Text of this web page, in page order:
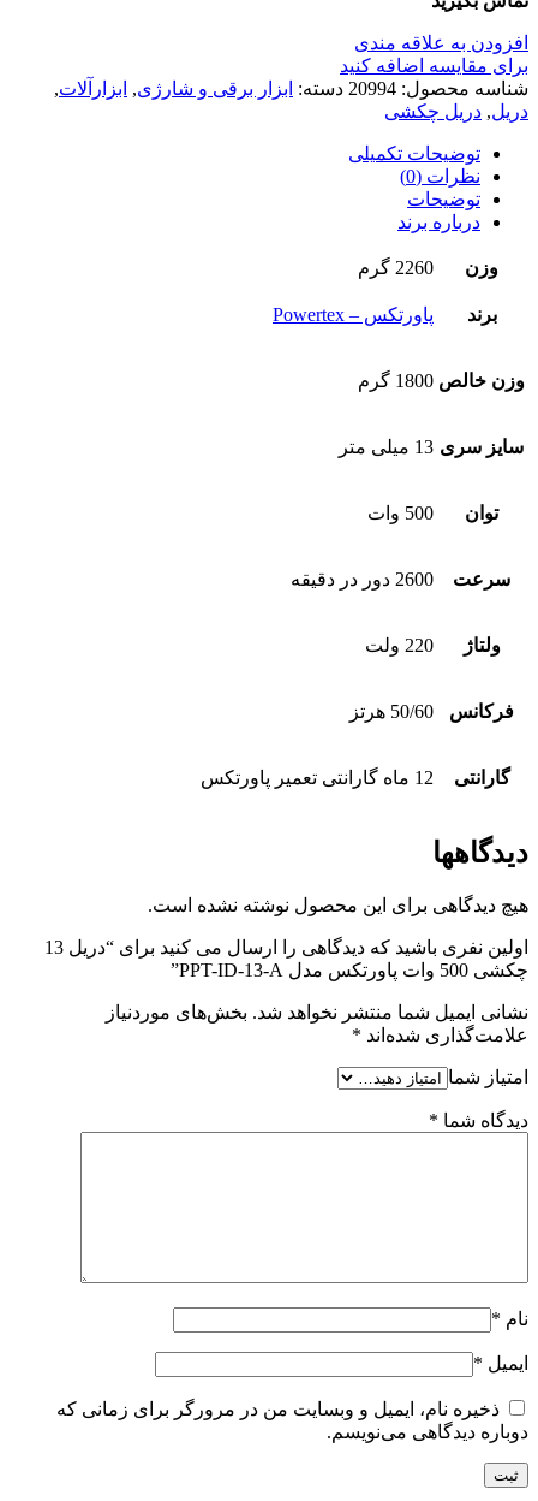
افزودن به علاقه مندی
برای مقایسه اضافه کنید
شناسه محصول: 20994 دسته: ابزار برقی و شارژی, ابزارآلات,
دریل, دریل چکشی
توضیحات تکمیلی
نظرات (0)
توضیحات
درباره برند
وزن 2260 گرم
برند پاورتکس – Powertex
وزن خالص 1800 گرم
سایز سری 13 میلی متر
توان 500 وات
سرعت 2600 دور در دقیقه
ولتاژ 220 ولت
فرکانس 50/60 هرتز
گارانتی 12 ماه گارانتی تعمیر پاورتکس
دیدگاهها
هیچ دیدگاهی برای این محصول نوشته نشده است.
اولین نفری باشید که دیدگاهی را ارسال می کنید برای “دریل 13
چکشی 500 وات پاورتکس مدل PPT-ID-13-A”
نشانی ایمیل شما منتشر نخواهد شد. بخش‌های موردنیاز
علامت‌گذاری شده‌اند *
امتیاز شما
دیدگاه شما *
نام *
ایمیل *
ذخیره نام، ایمیل و وبسایت من در مرورگر برای زمانی که
دوباره دیدگاهی می‌نویسم.